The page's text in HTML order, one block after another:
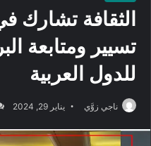
الثقافة تشارك
تسيير ومتابعة
للدول العربية
ناجي زوَّي يناير 29, 2024